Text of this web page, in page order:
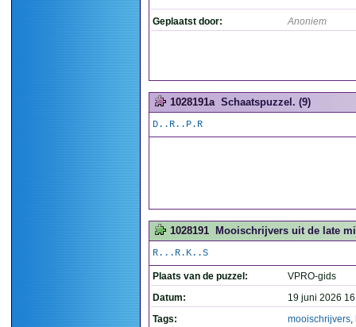
Geplaatst door: Anoniem
1028191a Schaatspuzzel. (9)
D..R..P.R
1028191 Mooischrijvers uit de late
R...R.K..S
Plaats van de puzzel:
VPRO-gids
Datum:
19 juni 2026
Tags:
mooischrijvers,